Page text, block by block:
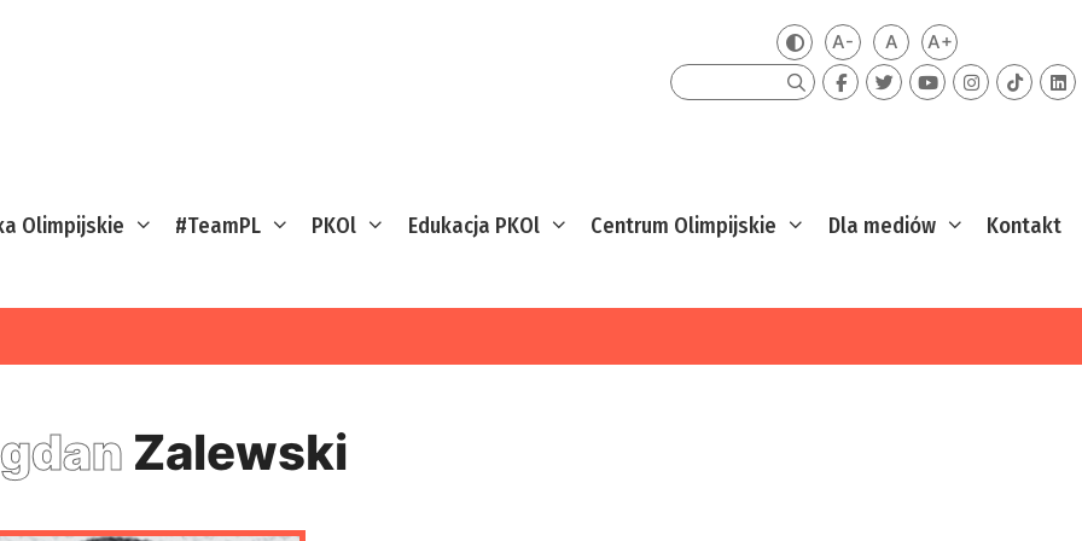
Zmień kontrast
A-Mniejsza czcionka
ADomyślna czcionka
A+Większa
Szukaj
Olimpijskie #TeamPL PKOl Edukacja PKOl Centrum Olimpijskie Dla mediów Kontakt
Zalewski